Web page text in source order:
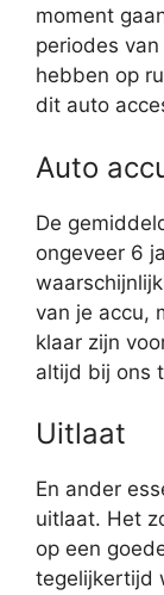
moment
periodes
hebben op
dit auto
Auto
De
ongeveer 6
van je accu,
klaar zijn
altijd bij ons
Uitlaat
En ander
uitlaat. Het
op een
tegelijkertijd